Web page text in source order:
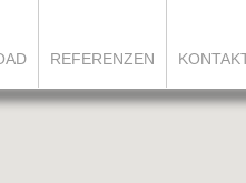
REFERENZEN